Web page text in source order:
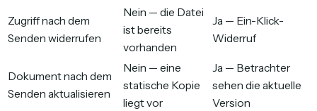
Zugriff nach dem
Senden widerrufen
Nein — die Datei
ist bereits
vorhanden
Ja — Ein-Klick-
Widerruf
Dokument nach dem
Senden aktualisieren
Nein — eine
statische Kopie
liegt vor
Ja — Betrachter
sehen die aktuelle
Version